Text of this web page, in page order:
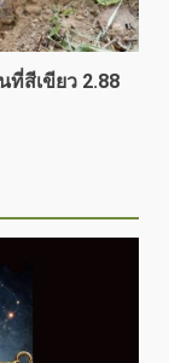
ที่สีเขียว 2.88